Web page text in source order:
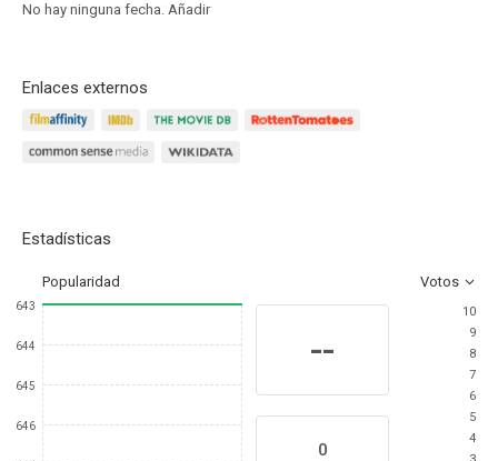
No hay ninguna fecha. Añadir
Enlaces externos
Estadísticas
Popularidad Votos
643
644
645
646
--
0
10
9
8
7
6
5
4